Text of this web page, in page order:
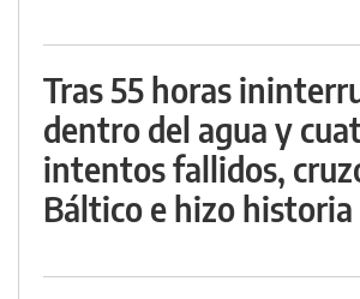
Tras 55 horas
dentro del agua y
intentos fallidos,
Báltico e hizo historia